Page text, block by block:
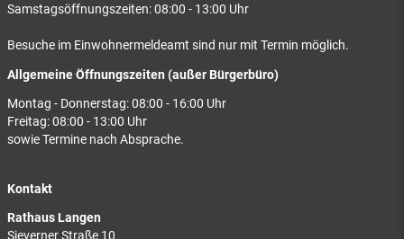
Samstagsöffnungszeiten: 08:00 - 13:00 Uhr
Besuche im Einwohnermeldeamt sind nur mit Termin möglich.
Allgemeine Öffnungszeiten (außer Bürgerbüro)
Montag - Donnerstag: 08:00 - 16:00 Uhr
Freitag: 08:00 - 13:00 Uhr
sowie Termine nach Absprache.
Kontakt
Rathaus Langen
Sieverner Straße 10